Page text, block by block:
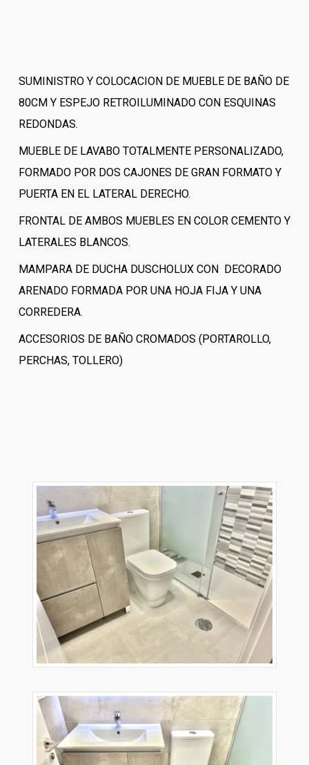
SUMINISTRO Y COLOCACION DE MUEBLE DE BAÑO DE
80CM Y ESPEJO RETROILUMINADO CON ESQUINAS
REDONDAS.
MUEBLE DE LAVABO TOTALMENTE PERSONALIZADO,
FORMADO POR DOS CAJONES DE GRAN FORMATO Y
PUERTA EN EL LATERAL DERECHO.
FRONTAL DE AMBOS MUEBLES EN COLOR CEMENTO Y
LATERALES BLANCOS.
MAMPARA DE DUCHA DUSCHOLUX CON DECORADO
ARENADO FORMADA POR UNA HOJA FIJA Y UNA
CORREDERA.
ACCESORIOS DE BAÑO CROMADOS (PORTAROLLO,
PERCHAS, TOLLERO)